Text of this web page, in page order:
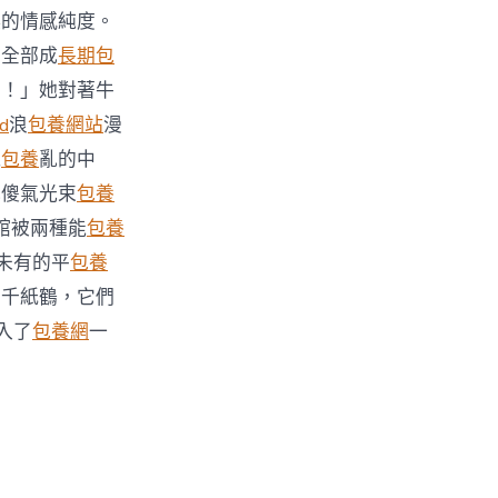
情感純度。
部成長期包
」她對著牛
浪包養網站漫
包養亂的中
氣光束包養
被兩種能包養
有的平包養
紙鶴，它們
了包養網一